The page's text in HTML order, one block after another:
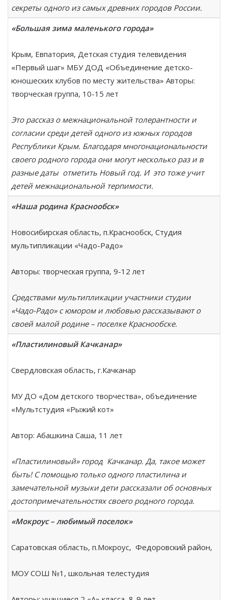
секреты одного из самых древних городов России.
«Большая зима маленького города»
Крым, Евпатория, Детская студия телевидения
«Первый шаг» МБУ ДОД «Объединение детско-
юношеских клубов по месту жительства» Авторы:
творческая группа, 10-15 лет
Это рассказ о межнациональной толерантности и
согласии среди детей одного из южных городов
Республики Крым. Благодаря многонациональности
своего родного города они могут несколько раз и в
разные даты отметить Новый год. И это тоже учит
детей межнациональной терпимости.
«Наша родина Краснообск»
Новосибирская область, п.Краснообск, Студия
мультипликации «Чадо-Радо»
Авторы: творческая группа, 9-12 лет
Средствами мультипликации участники студии
«Чадо-Радо» с юмором и любовью рассказывают о
своей малой родине – поселке Краснообске.
«Пластилиновый Качканар»
Свердловская область, г.Качканар
МУ ДО «Дом детского творчества», объединение
«Мультстудия «Рыжий кот»
Автор: Абашкина Саша, 11 лет
«Пластилиновый» город Качканар. Да, такое может
быть! С помощью только одного пластилина и
замечательной музыки дети рассказали об основных
достопримечательностях своего родного города.
«Мокроус – любимый поселок»
Саратовская область, п.Мокроус, Федоровский район,
МОУ СОШ №1, школьная телестудия